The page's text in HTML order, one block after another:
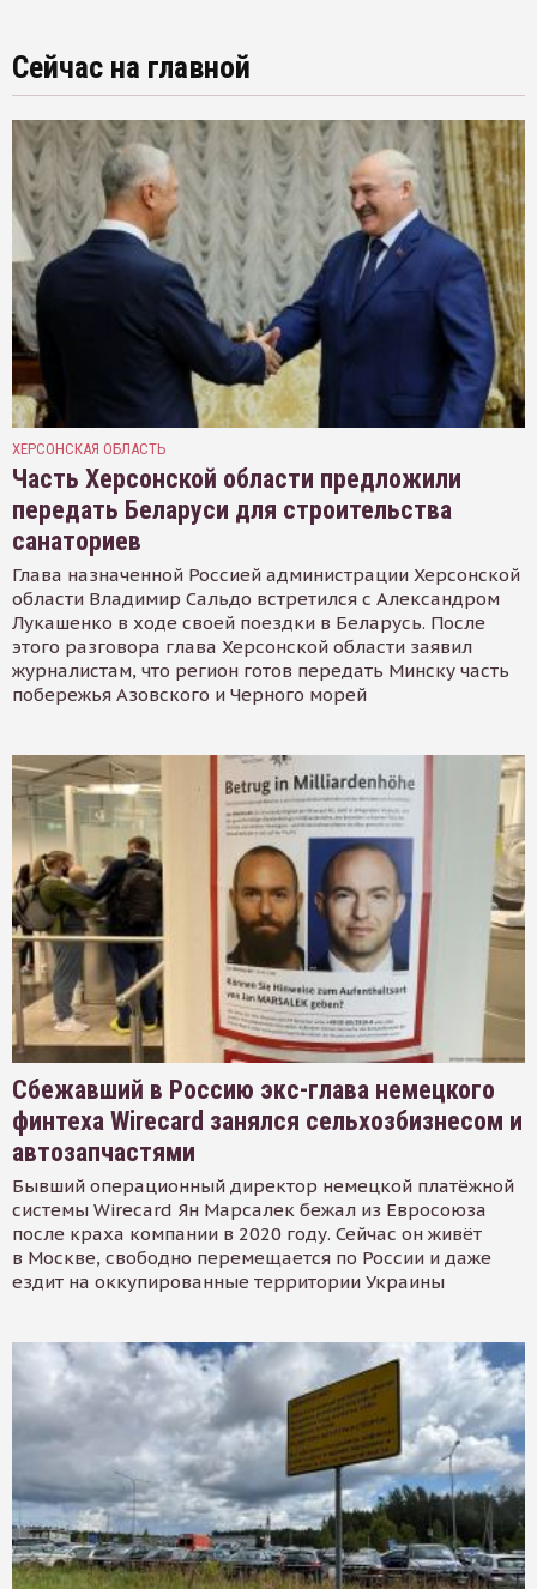
Сейчас на главной
ХЕРСОНСКАЯ ОБЛАСТЬ
Часть Херсонской области предложили
передать Беларуси для строительства
санаториев
Глава назначенной Россией администрации Херсонской
области Владимир Сальдо встретился с Александром
Лукашенко в ходе своей поездки в Беларусь. После
этого разговора глава Херсонской области заявил
журналистам, что регион готов передать Минску часть
побережья Азовского и Черного морей
Сбежавший в Россию экс-глава немецкого
финтеха Wirecard занялся сельхозбизнесом и
автозапчастями
Бывший операционный директор немецкой платёжной
системы Wirecard Ян Марсалек бежал из Евросоюза
после краха компании в 2020 году. Сейчас он живёт
в Москве, свободно перемещается по России и даже
ездит на оккупированные территории Украины